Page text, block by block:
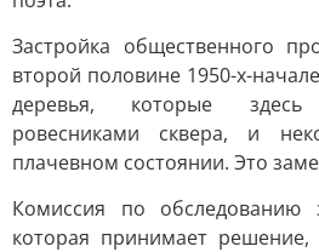
Застройка общественного
второй половине 1950-х-
деревья, которые здесь
ровесниками сквера, и
плачевном состоянии. Это
Комиссия по обследованию
которая принимает решение,